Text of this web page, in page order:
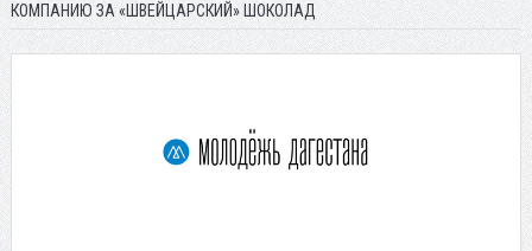
КОМПАНИЮ ЗА «ШВЕЙЦАРСКИЙ» ШОКОЛАД